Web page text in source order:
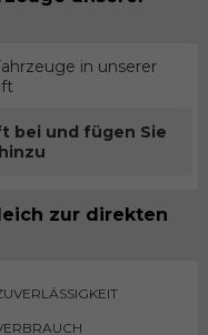
in unserer
bei und fügen Sie
zur direkten